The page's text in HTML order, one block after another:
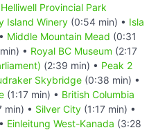
Helliwell Provincial Park
Island Winery (0:54 min) • Isla
Middle Mountain Mead (0:31
• Royal BC Museum (2:17
(2:39 min) • Peak 2
Skybridge (0:38 min) •
(1:17 min) • British Columbia
min) • Silver City (1:17 min) •
Einleitung West-Kanada (3:28